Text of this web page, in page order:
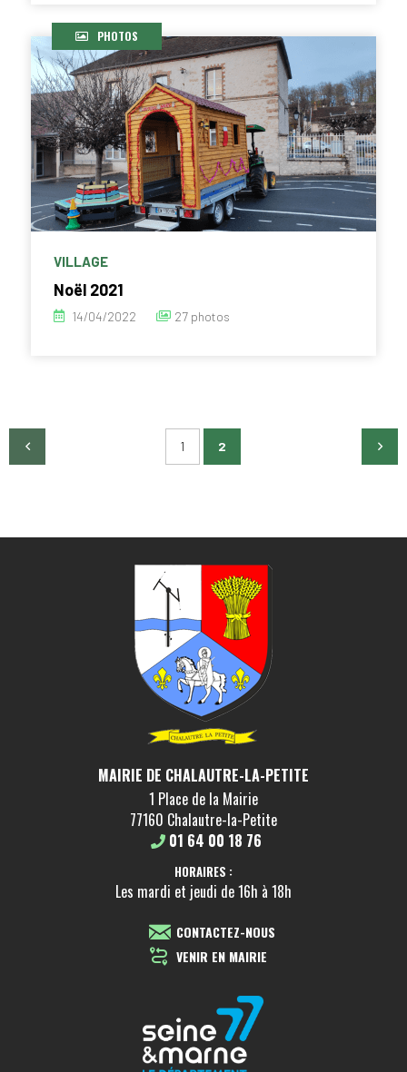
PHOTOS
VILLAGE
Noël 2021
14/04/2022 27 photos
1 2
MAIRIE DE CHALAUTRE-LA-PETITE
1 Place de la Mairie
77160 Chalautre-la-Petite
01 64 00 18 76
HORAIRES :
Les mardi et jeudi de 16h à 18h
CONTACTEZ-NOUS
VENIR EN MAIRIE